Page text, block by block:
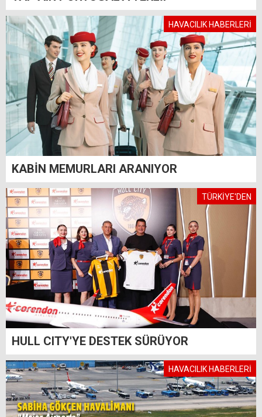
HAVACILIK HABERLERİ
KABİN MEMURLARI ARANIYOR
TÜRKİYE'DEN
HULL CITY'YE DESTEK SÜRÜYOR
HAVACILIK HABERLERİ